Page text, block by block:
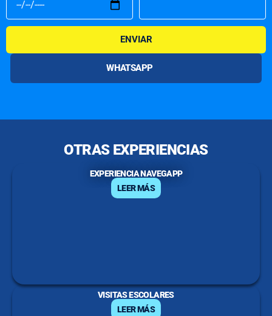
ENVIAR
WHATSAPP
OTRAS EXPERIENCIAS
EXPERIENCIA NAVEGAPP
LEER MÁS
VISITAS ESCOLARES
LEER MÁS